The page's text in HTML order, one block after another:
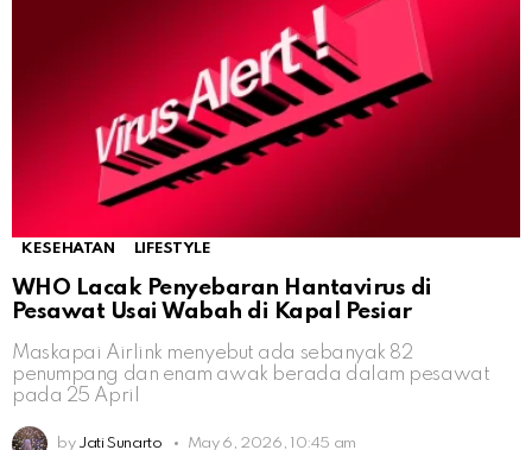
KESEHATAN LIFESTYLE
WHO Lacak Penyebaran Hantavirus di
Pesawat Usai Wabah di Kapal Pesiar
Maskapai Airlink menyebut ada sebanyak 82
penumpang dan enam awak berada dalam pesawat
pada 25 April
by Jati Sunarto May 6, 2026, 10:45 am